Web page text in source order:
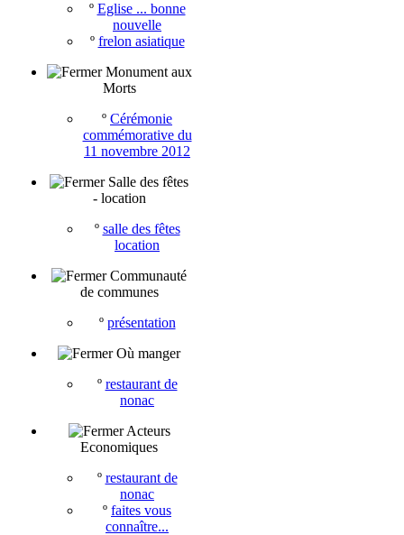
º Eglise ... bonne
nouvelle
º frelon asiatique
Monument aux
Morts
º Cérémonie
commémorative du
11 novembre 2012
Salle des fêtes
- location
º salle des fêtes
location
Communauté
de communes
º présentation
Où manger
º restaurant de
nonac
Acteurs
Economiques
º restaurant de
nonac
º faites vous
connaître...